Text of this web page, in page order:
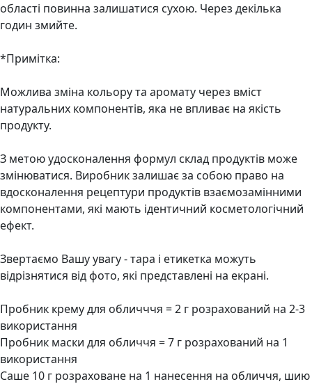
області повинна залишатися сухою. Через декілька
годин змийте.
*Примітка:
Можлива зміна кольору та аромату через вміст
натуральних компонентів, яка не впливає на якість
продукту.
З метою удосконалення формул склад продуктів може
змінюватися. Виробник залишає за собою право на
вдосконалення рецептури продуктів взаємозамінними
компонентами, які мають ідентичний косметологічний
ефект.
Звертаємо Вашу увагу - тара і етикетка можуть
відрізнятися від фото, які представлені на екрані.
Пробник крему для обличччя = 2 г розрахований на 2-3
використання
Пробник маски для обличчя = 7 г розрахований на 1
використання
Саше 10 г розраховане на 1 нанесення на обличчя, шию